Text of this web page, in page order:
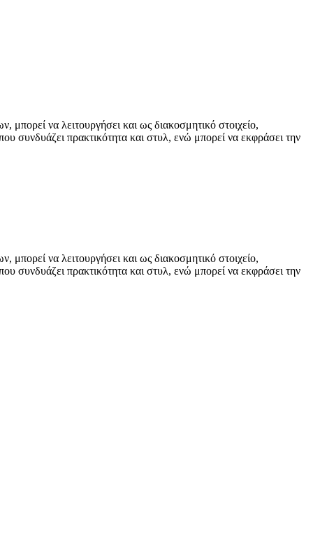
να λειτουργήσει και ως διακοσμητικό στοιχείο,
συνδυάζει πρακτικότητα και στυλ, ενώ μπορεί να εκφράσει την
να λειτουργήσει και ως διακοσμητικό στοιχείο,
συνδυάζει πρακτικότητα και στυλ, ενώ μπορεί να εκφράσει την